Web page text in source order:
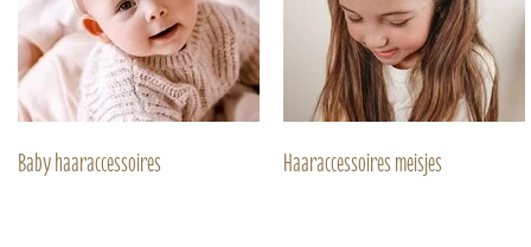
Baby haaraccessoires Haaraccessoires meisjes